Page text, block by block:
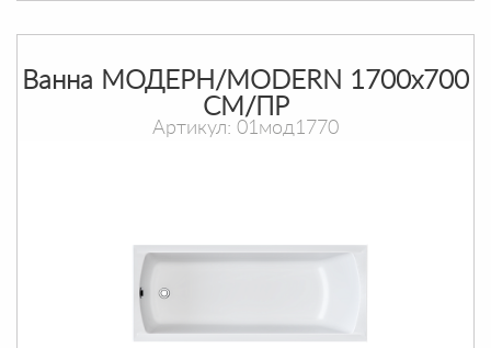
Ванна МОДЕРН/MODERN 1700х700
СМ/ПР
Артикул: 01мод1770